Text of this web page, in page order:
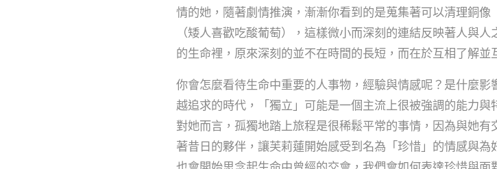
情的她，隨著劇情推演，漸漸你看到的是蒐集著可以清理銅
（矮人喜歡吃酸葡萄），這樣微小而深刻的連結反映著人與
的生命裡，原來深刻的並不在時間的長短，而在於互相了解並
你會怎麼看待生命中重要的人事物，經驗與情感呢？是什麼
越追求的時代，「獨立」可能是一個主流上很被強調的能力與
對她而言，孤獨地踏上旅程是很稀鬆平常的事情，因為與她
著昔日的夥伴，讓芙莉蓮開始感受到名為「珍惜」的情感與